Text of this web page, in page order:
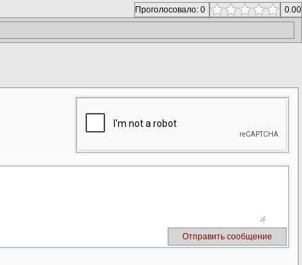
Проголосовало: 0
0.00